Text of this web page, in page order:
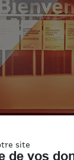
site
de vos